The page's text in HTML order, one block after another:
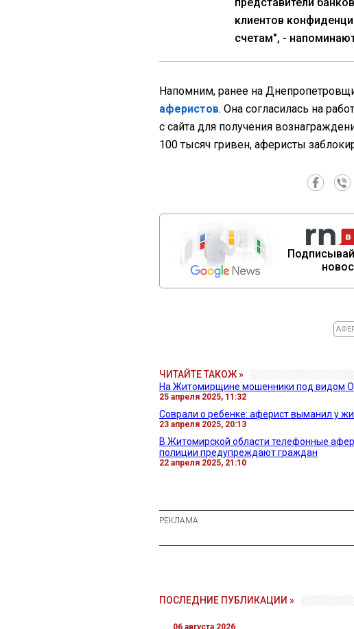
клиентов
счетам", -
Напомним, ранее на
аферистов. Она согласилась на
с сайта для получения
100 тысяч гривен, аферисты
ЧИТАЙТЕ ТАКОЖ »
На Житомирщине мошенники под видом
25 апреля 2025, 11:32
Соврали о ребенке: аферист выманил у
23 апреля 2025, 20:13
В Житомирской области телефонные
полиции предупреждают граждан
22 апреля 2025, 21:10
ПОСЛЕДНИЕ ПУБЛИКАЦИИ »
06 августа 2026